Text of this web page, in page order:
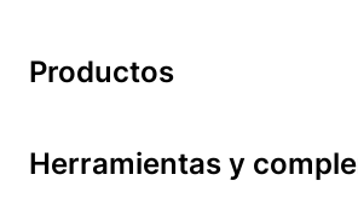
Productos
Herramientas y